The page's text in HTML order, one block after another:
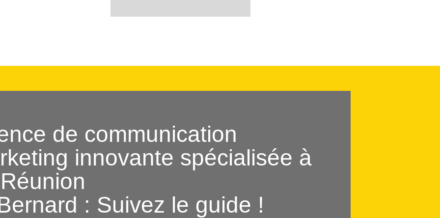
de communication
innovante spécialisée à
: Suivez le guide !